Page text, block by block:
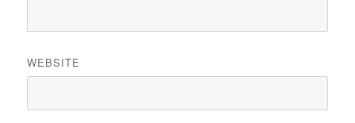
WEBSITE